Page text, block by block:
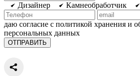
Дизайнер Камнеобработчик
даю согласие с политикой хранения и
персональных данных